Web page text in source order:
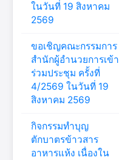
ในวันที่ 19 สิงหาคม
2569
ขอเชิญคณะกรรมการ
สำนักผู้อำนวยการเข้า
ร่วมประชุม ครั้งที่
4/2569 ในวันที่ 19
สิงหาคม 2569
กิจกรรมทำบุญ
ตักบาตรข้าวสาร
อาหารแห้ง เนื่องใน